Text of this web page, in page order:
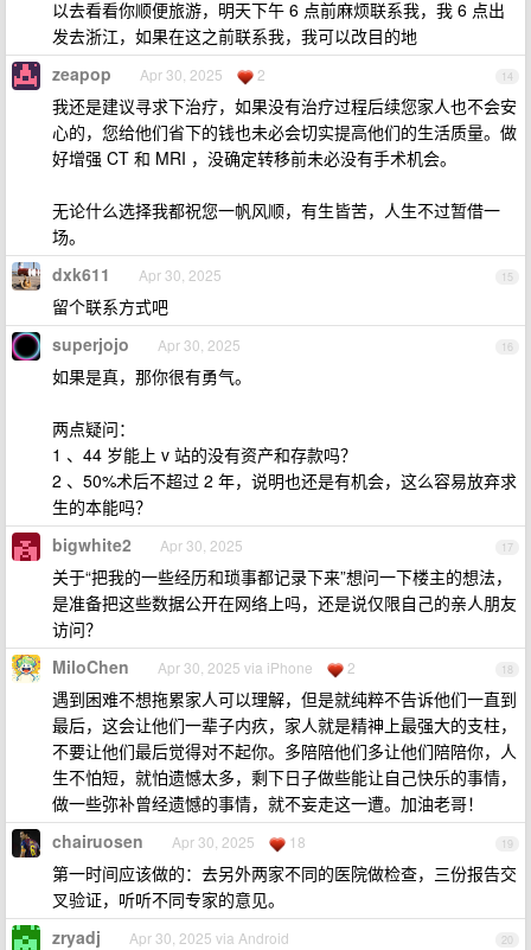
以去看看你顺便旅游，明天下午 6 点前麻烦联系我，我 6 点出
发去浙江，如果在这之前联系我，我可以改目的地
14
zeapop Apr 30, 2025 2
我还是建议寻求下治疗，如果没有治疗过程后续您家人也不会安
心的，您给他们省下的钱也未必会切实提高他们的生活质量。做
好增强 CT 和 MRI ，没确定转移前未必没有手术机会。
无论什么选择我都祝您一帆风顺，有生皆苦，人生不过暂借一
场。
15
dxk611 Apr 30, 2025
留个联系方式吧
16
superjojo Apr 30, 2025
如果是真，那你很有勇气。
两点疑问：
1 、44 岁能上 v 站的没有资产和存款吗？
2 、50%术后不超过 2 年，说明也还是有机会，这么容易放弃求
生的本能吗？
17
bigwhite2 Apr 30, 2025
关于“把我的一些经历和琐事都记录下来”想问一下楼主的想法，
是准备把这些数据公开在网络上吗，还是说仅限自己的亲人朋友
访问？
18
MiloChen Apr 30, 2025 via iPhone 2
遇到困难不想拖累家人可以理解，但是就纯粹不告诉他们一直到
最后，这会让他们一辈子内疚，家人就是精神上最强大的支柱，
不要让他们最后觉得对不起你。多陪陪他们多让他们陪陪你，人
生不怕短，就怕遗憾太多，剩下日子做些能让自己快乐的事情，
做一些弥补曾经遗憾的事情，就不妄走这一遭。加油老哥！
19
chairuosen Apr 30, 2025 18
第一时间应该做的：去另外两家不同的医院做检查，三份报告交
叉验证，听听不同专家的意见。
20
zryadj Apr 30, 2025 via Android